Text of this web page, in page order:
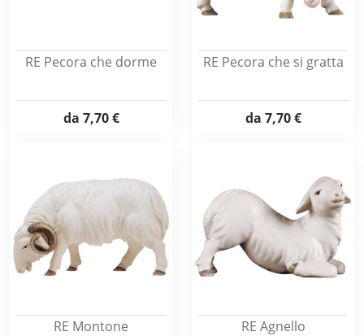
RE Pecora che dorme
da 7,70 €
RE Pecora che si gratta
da 7,70 €
RE Montone
RE Agnello